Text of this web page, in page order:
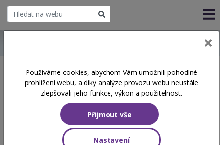
Školení začínající 22. 06.
2026
Aktuálně vypsané termíny
Používáme cookies, abychom Vám umožnili pohodlné
prohlížení webu, a díky analýze provozu webu neustále
zlepšovali jeho funkce, výkon a použitelnost.
Přijmout vše
Nastavení